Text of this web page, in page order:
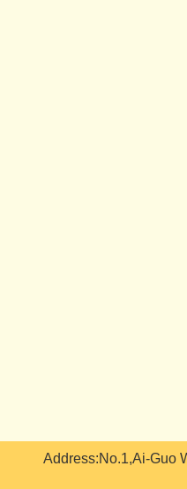
Address:No.1,Ai-Guo